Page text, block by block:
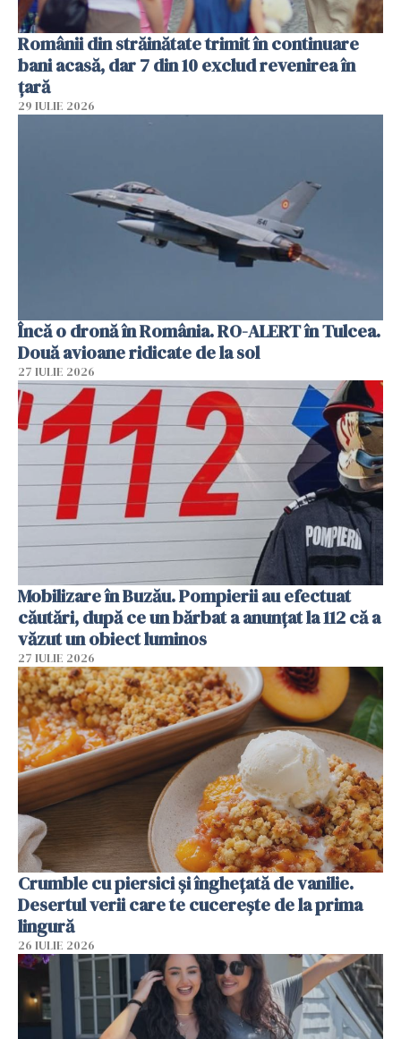
Românii din străinătate trimit în continuare
bani acasă, dar 7 din 10 exclud revenirea în
țară
29 IULIE 2026
Încă o dronă în România. RO-ALERT în Tulcea.
Două avioane ridicate de la sol
27 IULIE 2026
Mobilizare în Buzău. Pompierii au efectuat
căutări, după ce un bărbat a anunțat la 112 că a
văzut un obiect luminos
27 IULIE 2026
Crumble cu piersici și înghețată de vanilie.
Desertul verii care te cucerește de la prima
lingură
26 IULIE 2026